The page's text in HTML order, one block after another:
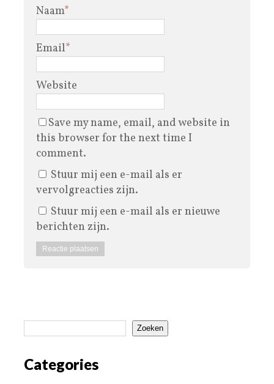
Naam*
Email*
Website
Save my name, email, and website in
this browser for the next time I
comment.
Stuur mij een e-mail als er
vervolgreacties zijn.
Stuur mij een e-mail als er nieuwe
berichten zijn.
Zoeken
Categories